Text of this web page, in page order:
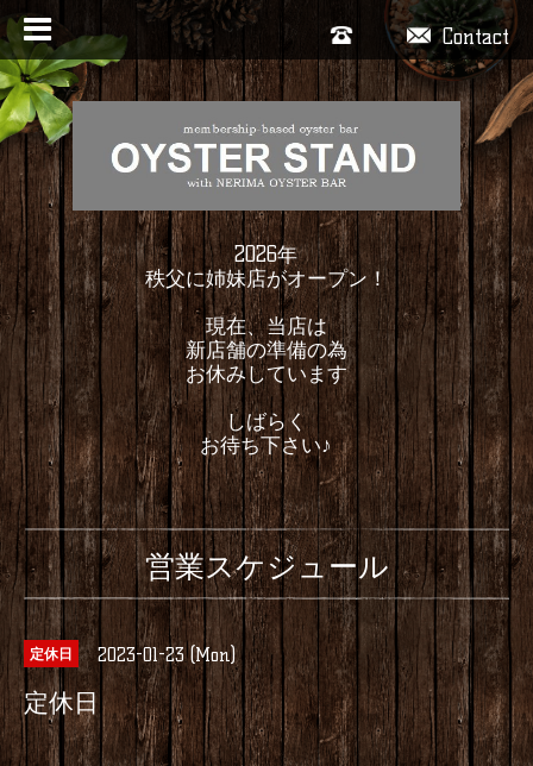
Contact
2026年
秩父に姉妹店がオープン！
現在、当店は
新店舗の準備の為
お休みしています
しばらく
お待ち下さい♪
営業スケジュール
定休日 2023-01-23 (Mon)
定休日